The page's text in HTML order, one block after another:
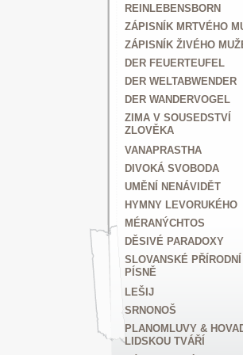
REINLEBENSBORN
ZÁPISNÍK MRTVÉHO
ZÁPISNÍK ŽIVÉHO
DER FEUERTEUFEL
DER WELTABWENDER
DER WANDERVOGEL
ZIMA V SOUSEDSTVÍ
ZLOVĚKA
VANAPRASTHA
DIVOKÁ SVOBODA
UMĚNÍ NENÁVIDĚT
HYMNY LEVORUKÉHO
MÉRANÝCHTOS
DĚSIVÉ PARADOXY
SLOVANSKÉ PŘÍRODNÍ
PÍSNĚ
LEŠIJ
SRNONOŠ
PLANOMLUVY &
LIDSKOU TVÁŘÍ